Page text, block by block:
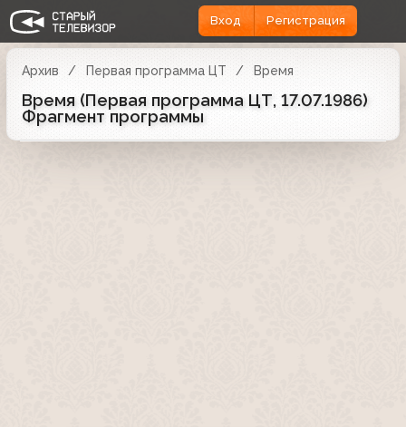
Вход Регистрация
Архив Первая программа ЦТ Время
Время (Первая программа ЦТ, 17.07.1986)
Фрагмент программы